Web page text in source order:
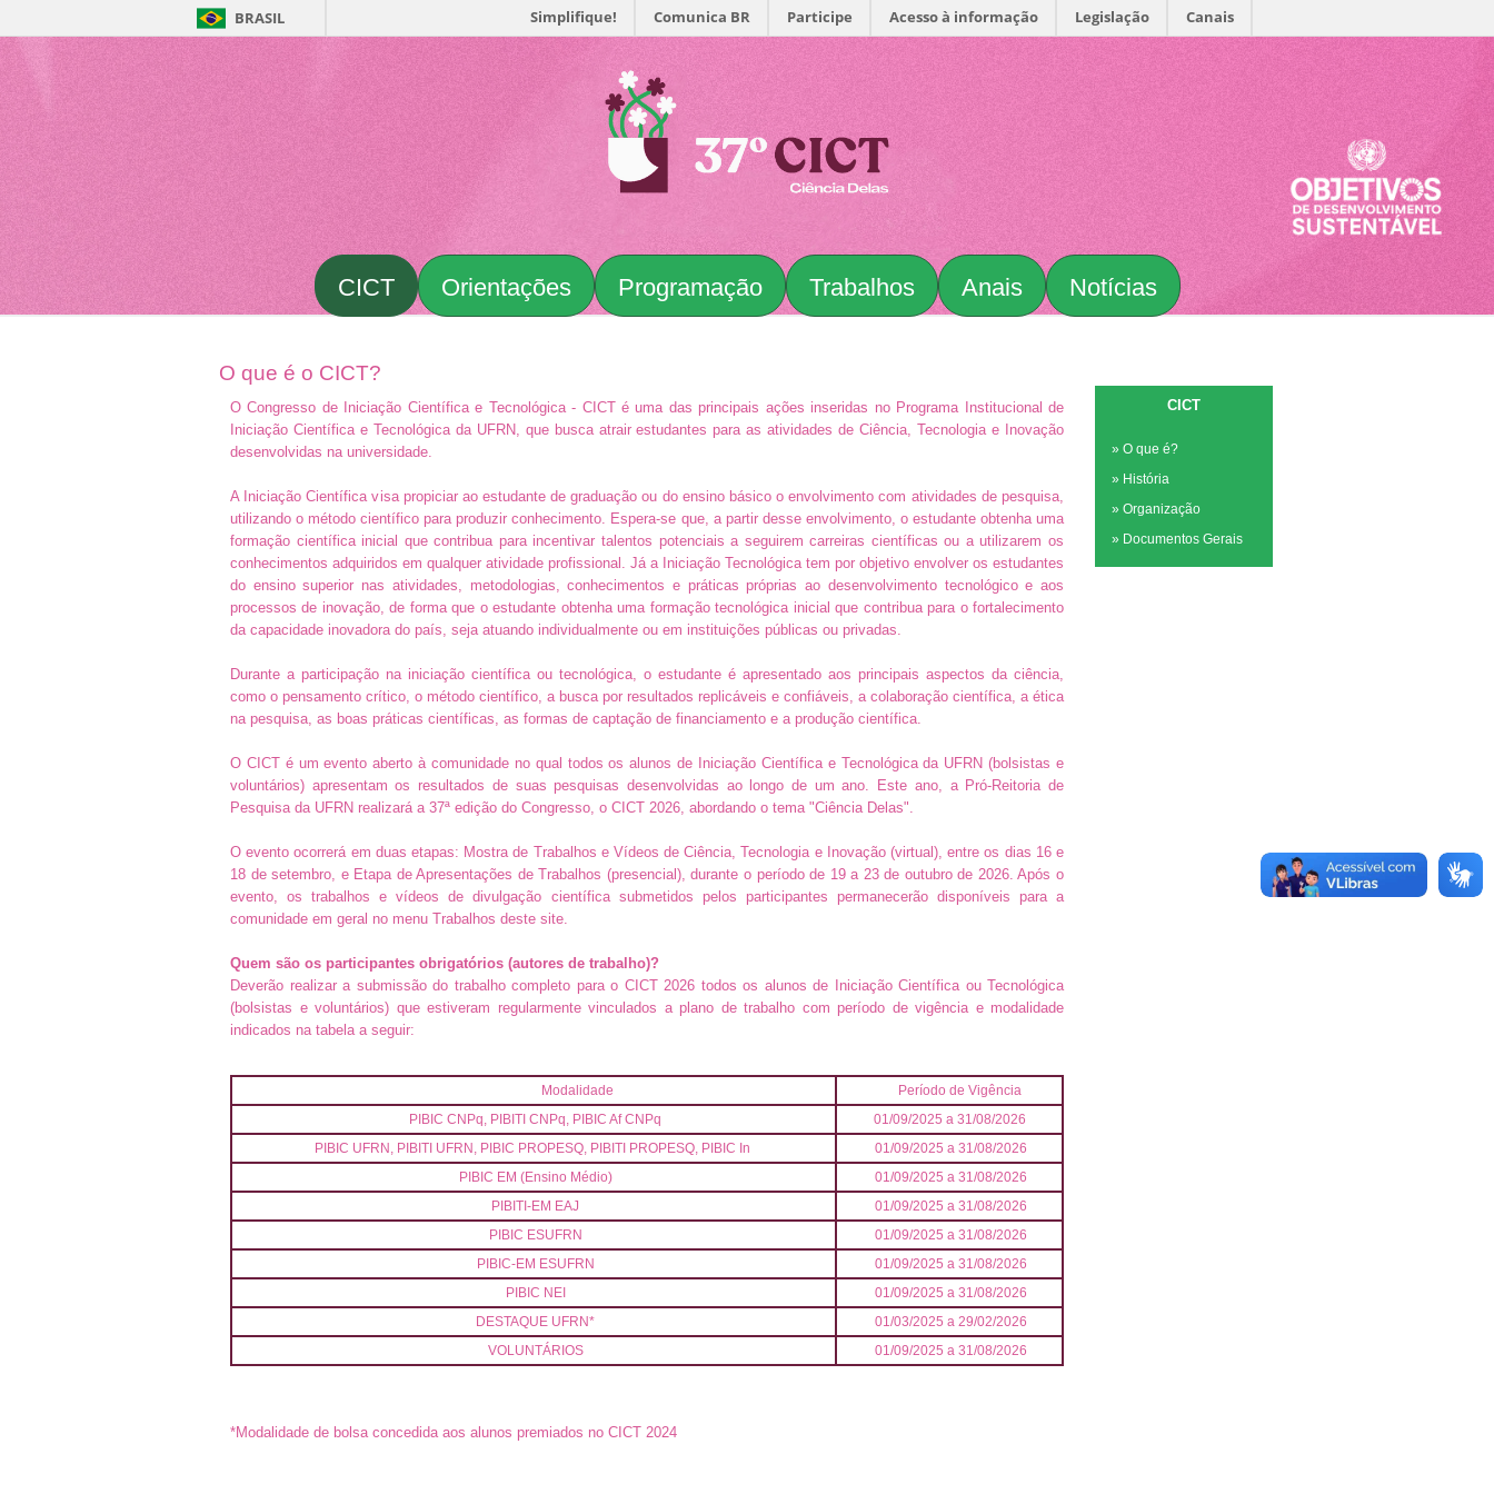
BRASIL Simplifique! Comunica BR Participe Acesso à informação Legislação Canais
CICT Orientações Programação Trabalhos Anais Notícias
O que é o CICT?
O Congresso de Iniciação Científica e Tecnológica - CICT é uma das principais ações inseridas no Programa Institucional de
Iniciação Científica e Tecnológica da UFRN, que busca atrair estudantes para as atividades de Ciência, Tecnologia e Inovação
desenvolvidas na universidade.
A Iniciação Científica visa propiciar ao estudante de graduação ou do ensino básico o envolvimento com atividades de pesquisa,
utilizando o método científico para produzir conhecimento. Espera-se que, a partir desse envolvimento, o estudante obtenha uma
formação científica inicial que contribua para incentivar talentos potenciais a seguirem carreiras científicas ou a utilizarem os
conhecimentos adquiridos em qualquer atividade profissional. Já a Iniciação Tecnológica tem por objetivo envolver os estudantes
do ensino superior nas atividades, metodologias, conhecimentos e práticas próprias ao desenvolvimento tecnológico e aos
processos de inovação, de forma que o estudante obtenha uma formação tecnológica inicial que contribua para o fortalecimento
da capacidade inovadora do país, seja atuando individualmente ou em instituições públicas ou privadas.
Durante a participação na iniciação científica ou tecnológica, o estudante é apresentado aos principais aspectos da ciência,
como o pensamento crítico, o método científico, a busca por resultados replicáveis e confiáveis, a colaboração científica, a ética
na pesquisa, as boas práticas científicas, as formas de captação de financiamento e a produção científica.
O CICT é um evento aberto à comunidade no qual todos os alunos de Iniciação Científica e Tecnológica da UFRN (bolsistas e
voluntários) apresentam os resultados de suas pesquisas desenvolvidas ao longo de um ano. Este ano, a Pró-Reitoria de
Pesquisa da UFRN realizará a 37ª edição do Congresso, o CICT 2026, abordando o tema "Ciência Delas".
O eventoocorrerá em duas etapas: Mostra de Trabalhos e Vídeos de Ciência, Tecnologia e Inovação (virtual), entre os dias 16 e
18 de setembro, e Etapa de Apresentações de Trabalhos (presencial), durante o período de 19 a 23 de outubro de 2026. Após o
evento, os trabalhos e vídeos de divulgação científica submetidos pelos participantes permanecerão disponíveis para a
comunidade em geral no menu Trabalhos deste site.
Quem são os participantes obrigatórios (autores de trabalho)?
Deverão realizar a submissão do trabalho completo para o CICT 2026 todos os alunos de Iniciação Científica ou Tecnológica
(bolsistas e voluntários) que estiveram regularmente vinculados a plano de trabalho com período de vigência e modalidade
indicados na tabela a seguir:
Modalidade
Período de Vigência
PIBIC CNPq, PIBITI CNPq, PIBIC Af CNPq
01/09/2025 a 31/08/2026
PIBIC UFRN, PIBITI UFRN, PIBIC PROPESQ, PIBITI PROPESQ, PIBIC In
01/09/2025 a 31/08/2026
PIBIC EM (Ensino Médio)
01/09/2025 a 31/08/2026
PIBITI-EM EAJ
01/09/2025 a 31/08/2026
PIBIC ESUFRN
01/09/2025 a 31/08/2026
PIBIC-EM ESUFRN
01/09/2025 a 31/08/2026
PIBIC NEI
01/09/2025 a 31/08/2026
DESTAQUE UFRN*
01/03/2025 a 29/02/2026
VOLUNTÁRIOS
01/09/2025 a 31/08/2026
*Modalidade de bolsa concedida aos alunos premiados no CICT 2024
CICT
» O que é?
» História
» Organização
» Documentos Gerais